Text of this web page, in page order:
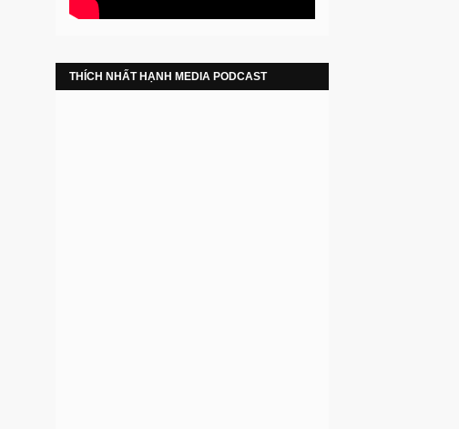
THÍCH NHẤT HẠNH MEDIA PODCAST